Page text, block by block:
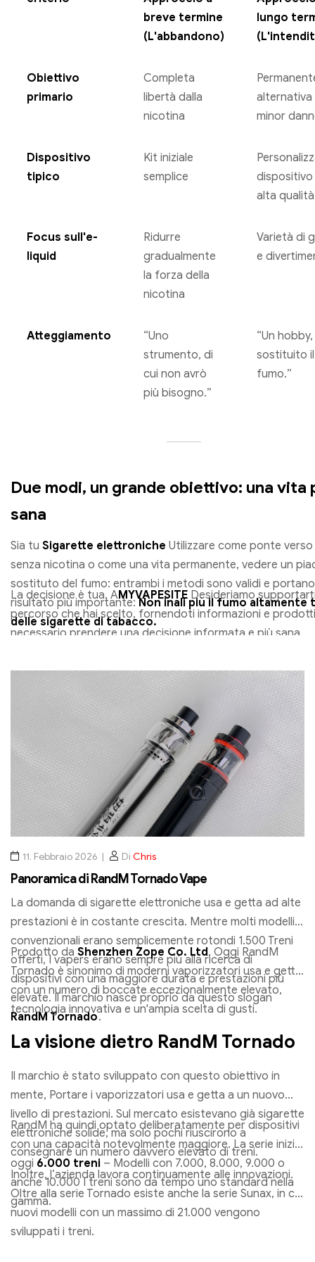
breve termine
(L'abbandono)
lungo
Obiettivo
primario
Completa
libertà dalla
nicotina
alternativa
minor
Dispositivo
tipico
Kit iniziale
semplice
dispositivo
alta qualità
Focus sull'e-
liquid
Ridurre
gradualmente
la forza della
nicotina
Varietà di
e
Atteggiamento
“Uno
strumento, di
cui non avrò
più bisogno.”
“Un
sostituito il
fumo.”
Due modi, un grande obiettivo: una vita
sana
Sia tu Sigarette elettroniche Utilizzare come ponte
senza nicotina o come una vita permanente, vedere un
sostituto del fumo: entrambi i metodi sono validi e
risultato più importante:Non inali più il fumo altamente
delle sigarette di tabacco.
La decisione è tua. AMYVAPESITE Desideriamo
percorso che hai scelto, fornendoti informazioni e
necessario prendere una decisione informata e più sana.
11. Febbraio 2026 Di Chris
Panoramica di RandM Tornado Vape
La domanda di sigarette elettroniche usa e getta ad alte
prestazioni è in costante crescita. Mentre molti modelli
convenzionali erano semplicemente rotondi 1.500 Treni
offerti, I vapers erano sempre più alla ricerca di
dispositivi con una maggiore durata e prestazioni più
elevate. Il marchio nasce proprio da questo slogan
RandM Tornado.
Prodotto da Shenzhen Zope Co. Ltd, Oggi RandM
Tornado è sinonimo di moderni vaporizzatori usa e getta
con un numero di boccate eccezionalmente elevato,
tecnologia innovativa e un'ampia scelta di gusti.
La visione dietro RandM Tornado
Il marchio è stato sviluppato con questo obiettivo in
mente, Portare i vaporizzatori usa e getta a un nuovo
livello di prestazioni. Sul mercato esistevano già sigarette
elettroniche solide, ma solo pochi riuscirono a
consegnare un numero davvero elevato di treni.
RandM ha quindi optato deliberatamente per dispositivi
con una capacità notevolmente maggiore. La serie inizia
oggi 6.000 treni – Modelli con 7.000, 8.000, 9.000 o
anche 10.000 I treni sono da tempo uno standard nella
gamma.
Inoltre, l’azienda lavora continuamente alle innovazioni.
Oltre alla serie Tornado esiste anche la serie Sunax, in cui
nuovi modelli con un massimo di 21.000 vengono
sviluppati i treni.